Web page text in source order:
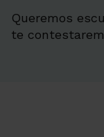
Queremos
te